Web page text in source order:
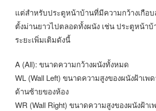
แต่สำหรับประตูหน้าบ้านที่มีความกว้างเกือ
ตั้งม่านยาวไปตลอดทั้งผนัง เช่น ประตูหน้าบ้
ระยะเพิ่มเติมดังนี้
A (All): ขนาดความกว้างผนังทั้งหมด
WL (Wall Left) ขนาดความสูงของผนังฝ้าเพ
ด้านซ้ายของห้อง
WR (Wall Right) ขนาดความสูงของผนังฝ้า